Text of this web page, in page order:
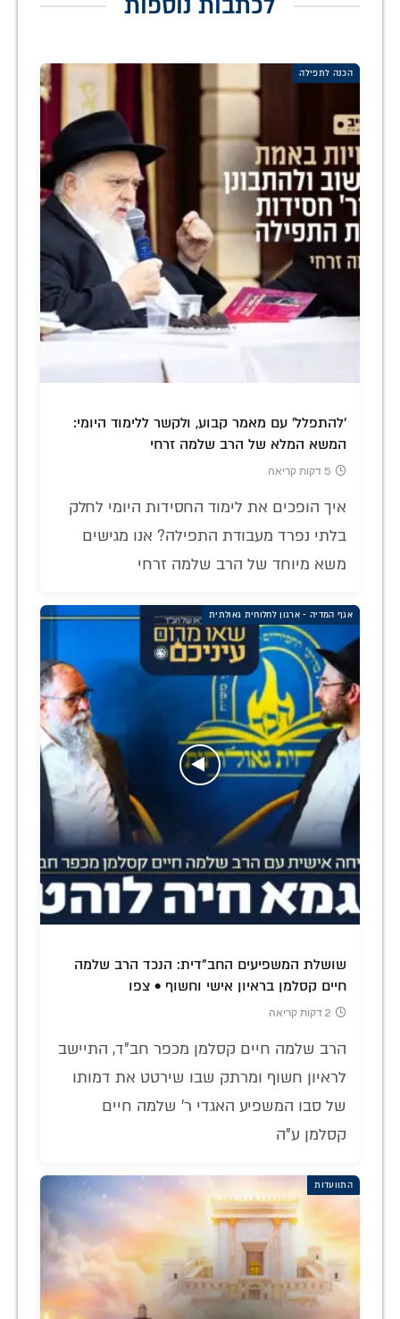
הכנה לתפילה
'להתפלל' עם מאמר קבוע, ולקשר ללימוד היומי:
המשא המלא של הרב שלמה זרחי
5 דקות קריאה
איך הופכים את לימוד החסידות היומי לחלק
בלתי נפרד מעבודת התפילה? אנו מגישים
משא מיוחד של הרב שלמה זרחי
אגף המדיה - ארגון לחלוחית גאולתית
שושלת המשפיעים החב"דית: הנכד הרב שלמה
חיים קסלמן בראיון אישי וחשוף • צפו
2 דקות קריאה
הרב שלמה חיים קסלמן מכפר חב"ד, התיישב
לראיון חשוף ומרתק שבו שירטט את דמותו
של סבו המשפיע האגדי ר' שלמה חיים
קסלמן ע"ה
התוועדות